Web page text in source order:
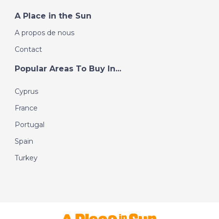
A Place in the Sun
A propos de nous
Contact
Popular Areas To Buy In...
Cyprus
France
Portugal
Spain
Turkey